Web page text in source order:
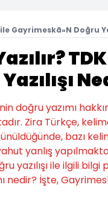
Gayrimeskã»N Doğru
doğru yazımı
Zira Türkçe,
bazı
yanlış
ile ilgili bilgi
nedir? İşte,